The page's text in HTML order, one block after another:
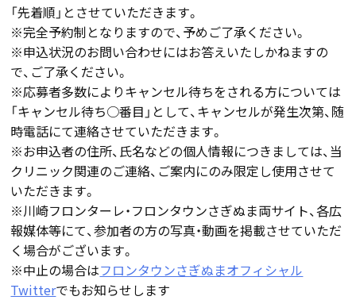
「先着順」とさせていただきます。
※完全予約制となりますので、予めご了承ください。
※申込状況のお問い合わせにはお答えいたしかねますの
で、ご了承ください。
※応募者多数によりキャンセル待ちをされる方については
「キャンセル待ち○番目」として、キャンセルが発生次第、随
時電話にて連絡させていただきます。
※お申込者の住所、氏名などの個人情報につきましては、当
クリニック関連のご連絡、ご案内にのみ限定し使用させて
いただきます。
※川崎フロンターレ・フロンタウンさぎぬま両サイト、各広
報媒体等にて、参加者の方の写真・動画を掲載させていただ
く場合がございます。
※中止の場合はフロンタウンさぎぬまオフィシャル
Twitterでもお知らせします